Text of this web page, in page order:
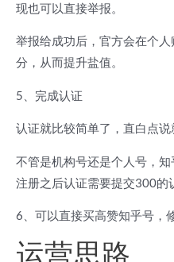
现也可以直接举报。
举报给成功后，官方会在个
分，从而提升盐值。
5、完成认证
认证就比较简单了，直白点说
不管是机构号还是个人号，
注册之后认证需要提交300的
6、可以直接买高赞知乎号，